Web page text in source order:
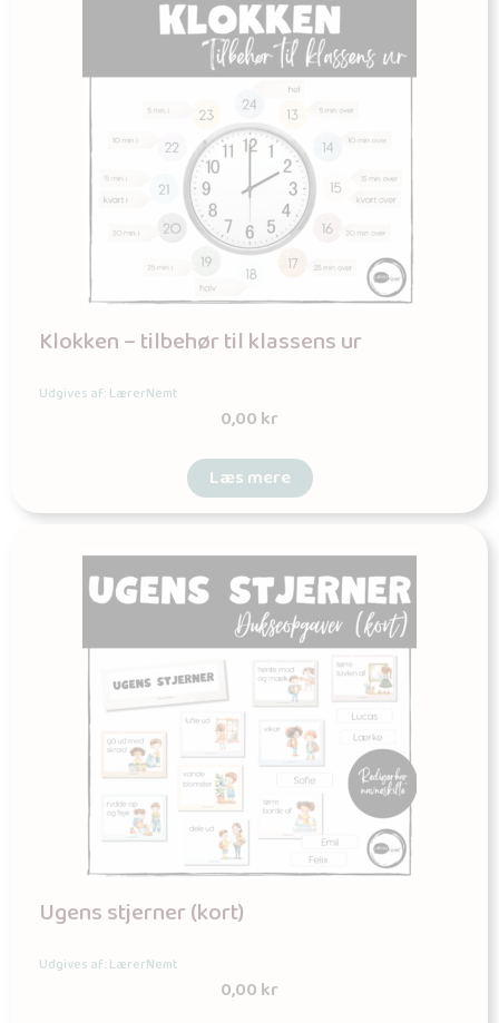
Klokken – tilbehør til klassens ur
Udgives af: LærerNemt
0,00kr
Læs mere
Ugens stjerner (kort)
Udgives af: LærerNemt
0,00kr